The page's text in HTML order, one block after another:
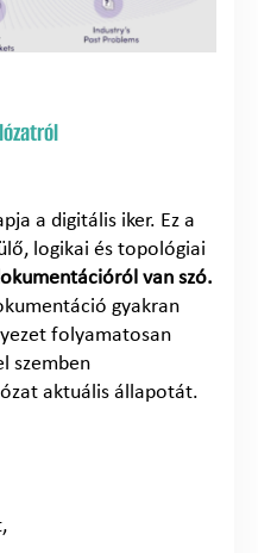
a digitális iker. Ez a
logikai és topológiai
van szó.
gyakran
folyamatosan
szemben
aktuális állapotát.